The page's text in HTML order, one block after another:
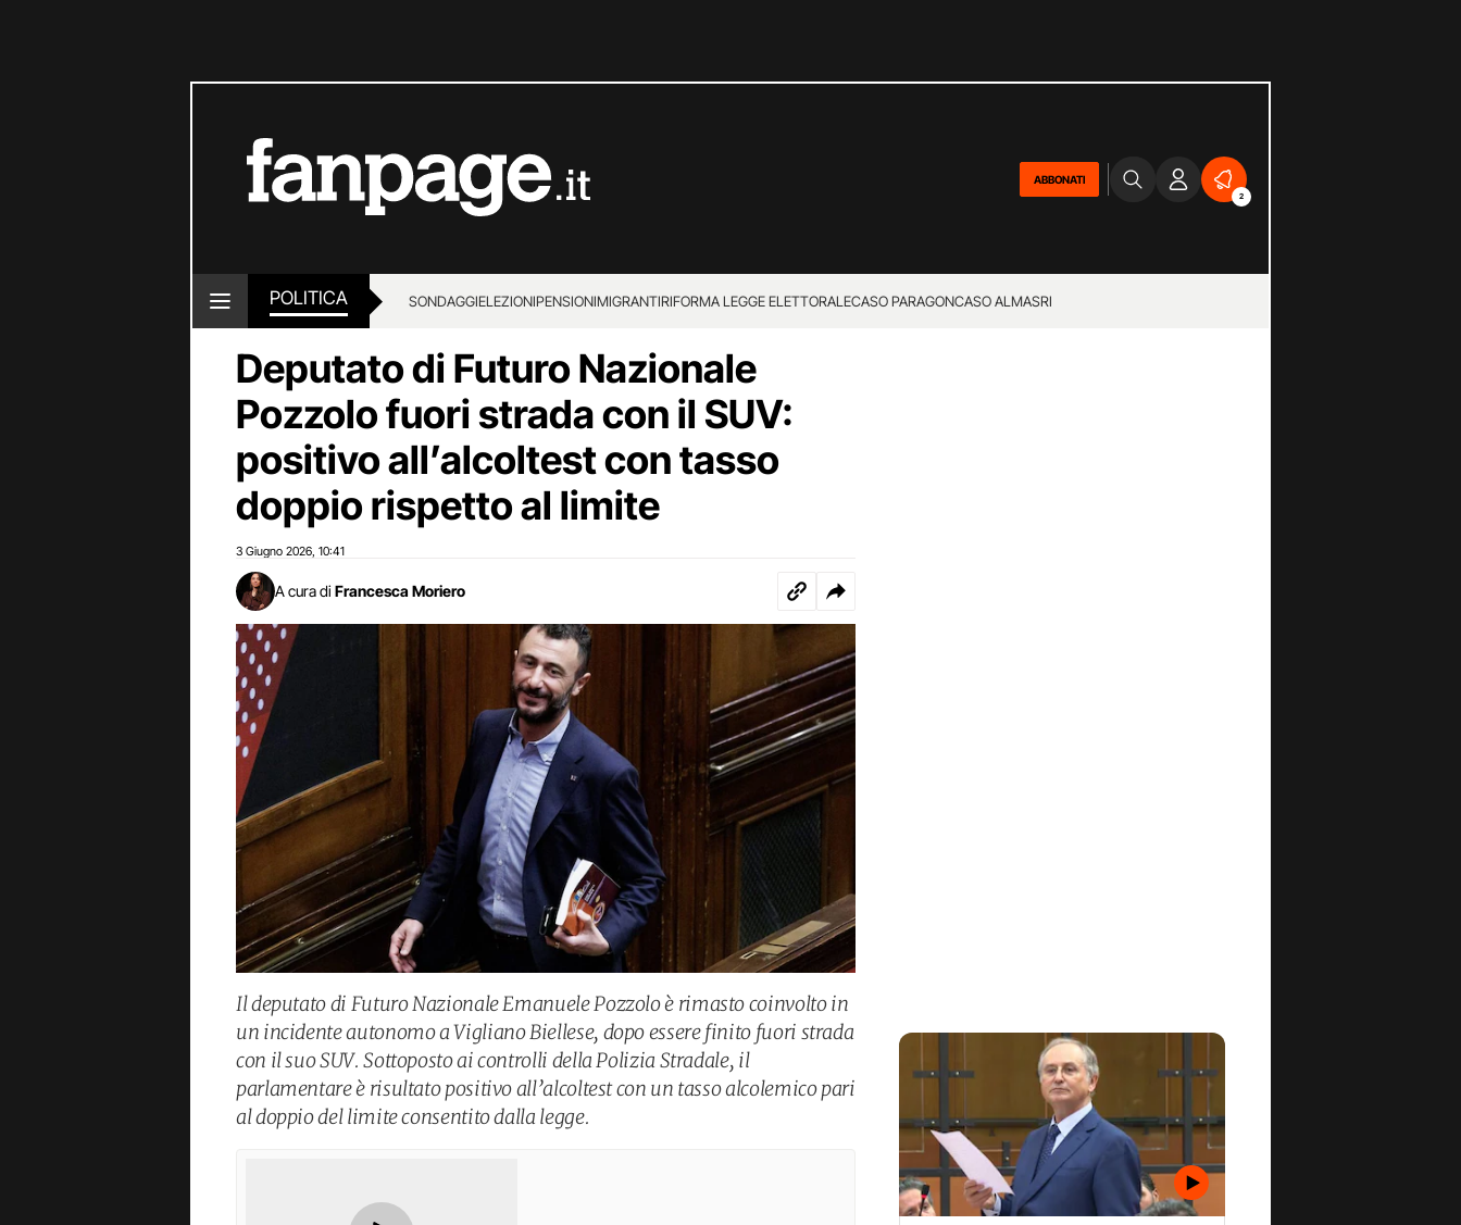
ABBONATI
2
POLITICA SONDAGGIELEZIONIPENSIONIMIGRANTIRIFORMA LEGGE ELETTORALECASO PARAGONCASO ALMASRI
Deputato di Futuro Nazionale
Pozzolo fuori strada con il SUV:
positivo all’alcoltest con tasso
doppio rispetto al limite
3 Giugno 2026 10:41
A cura di Francesca Moriero
Il deputato di Futuro Nazionale Emanuele Pozzolo è rimasto coinvolto in
un incidente autonomo a Vigliano Biellese, dopo essere finito fuori strada
con il suo SUV. Sottoposto ai controlli della Polizia Stradale, il
parlamentare è risultato positivo all’alcoltest con un tasso alcolemico pari
al doppio del limite consentito dalla legge.